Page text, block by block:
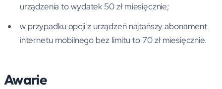
urządzenia to wydatek 50 zł miesięcznie;
w przypadku opcji z urządzeń najtańszy abonament
internetu mobilnego bez limitu to 70 zł miesięcznie.
Awarie